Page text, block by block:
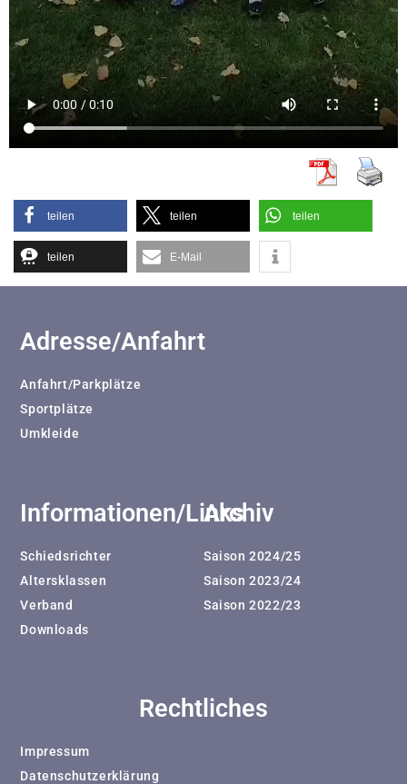
teilen teilen teilen
teilen E-Mail
Adresse/Anfahrt
Anfahrt/Parkplätze
Sportplätze
Umkleide
Informationen/Links
Schiedsrichter
Altersklassen
Verband
Downloads
Archiv
Saison 2024/25
Saison 2023/24
Saison 2022/23
Rechtliches
Impressum
Datenschutzerklärung